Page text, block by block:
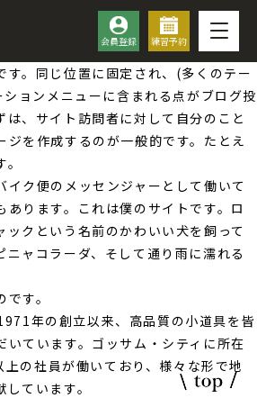
会員登録 練習予約
す。同じ位置に固定され、(多くのテー
ョンメニューに含まれる点がブログ投
は、サイト訪問者に対して自分のこと
ジを作成するのが一般的です。たとえ
イク便のメッセンジャーとして働いて
あります。これは僕のサイトです。ロ
ックという名前のかわいい犬を飼って
ニャコラーダ、そして通り雨に濡れる
す。
年の創立以来、高品質の小道具を皆
いています。ゴッサム・シティに所在
の社員が働いており、様々な形で地
ています。